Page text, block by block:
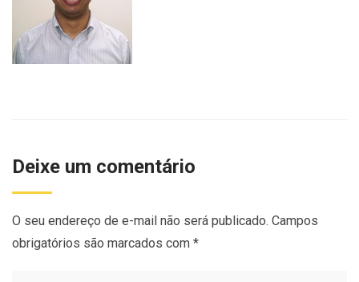
Deixe um comentário
O seu endereço de e-mail não será publicado. Campos
obrigatórios são marcados com *